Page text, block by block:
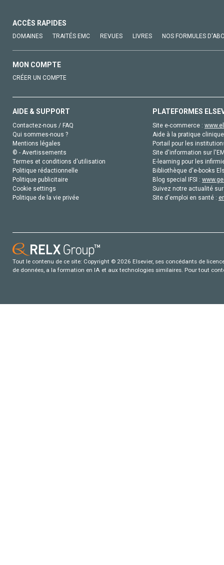
ACCÈS RAPIDES
DOMAINES TRAITÉS EMC REVUES LIVRES NOS FORMULES
MON COMPTE
CRÉER UN COMPTE
AIDE & SUPPORT
Contactez-nous / FAQ
Qui sommes-nous ?
Mentions légales
© - Avertissements
Termes et conditions d'utilisation
Politique rédactionnelle
Politique publicitaire
Cookie settings
Politique de la vie privée
PLATEFORMES
Site e-commerce :
Aide à la pratique
Portail pour les
Site d'information sur
E-learning pour les
Bibliothèque d'e-books
Blog special IFSI :
Suivez notre actualité
Site d'emploi en santé :
Tout le contenu de ce site: Copyright © 2026 Elsevier, ses concédants de
de données, a la formation en IA et aux technologies similaires. Pour tout